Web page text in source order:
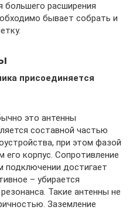
большего расширения
бывает собрать и
присоединяется
это антенны
составной частью
при этом фазой
его корпус. Сопротивление
подключении достигает
– убирается
Такие антенны не
Заземление